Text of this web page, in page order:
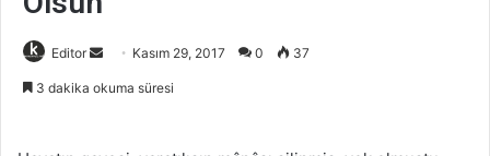
Editor
Bir
Kasım 29, 2017 0 37
3 dakika okuma süresi